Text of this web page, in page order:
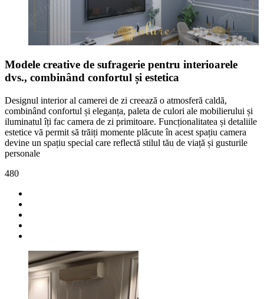
Modele creative de sufragerie pentru interioarele
dvs., combinând confortul și estetica
Designul interior al camerei de zi creează o atmosferă caldă,
combinând confortul și eleganța, paleta de culori ale mobilierului și
iluminatul îți fac camera de zi primitoare. Funcționalitatea și detaliile
estetice vă permit să trăiți momente plăcute în acest spațiu camera
devine un spațiu special care reflectă stilul tău de viață și gusturile
personale
480